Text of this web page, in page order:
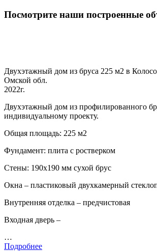
Посмотрите наши построенные
Двухэтажный дом из бруса 225 м2 в
Омской обл.
2022г.
Двухэтажный дом из профилированного
индивидуальному проекту.
Общая площадь: 225 м2
Фундамент: плита с ростверком
Стены: 190х190 мм сухой брус
Окна – пластиковый двухкамерный
Внутренняя отделка – предчистовая
Входная дверь –
…
Подробнее